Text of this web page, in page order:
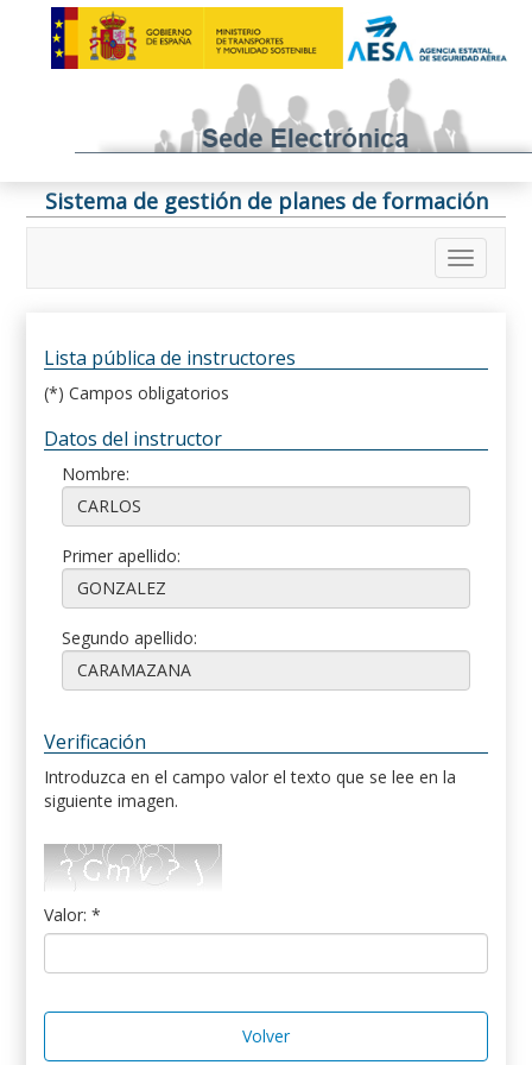
Sistema de gestión de planes de formación
Lista pública de instructores
(*) Campos obligatorios
Datos del instructor
Nombre:
Primer apellido:
Segundo apellido:
Verificación
Introduzca en el campo valor el texto que se lee en la
siguiente imagen.
Valor: *
Volver